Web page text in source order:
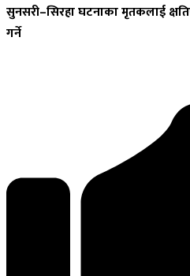
सुनसरी–सिरहाघटनाका मृतकलाई
गर्ने